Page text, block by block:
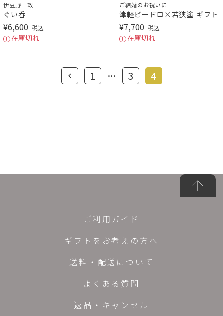
伊豆野一政
ぐい呑
¥6,600 税込
在庫切れ
ご結婚のお祝いに
津軽ビードロ×若狭塗 ギフト
¥7,700 税込
在庫切れ
1 … 3 4
ご利用ガイド
ギフトをお考えの方へ
送料・配送について
よくある質問
返品・キャンセル